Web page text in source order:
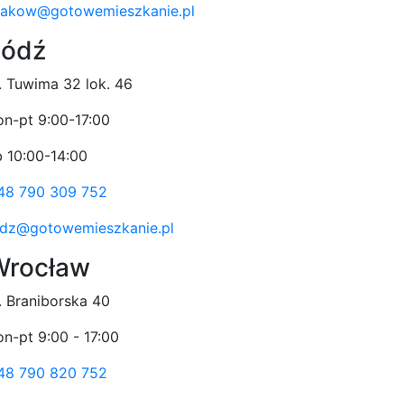
Tuwima 32 lok. 46
pt 9:00-17:00
10:00-14:00
790 309 752
Braniborska 40
pt 9:00 - 17:00
790 820 752